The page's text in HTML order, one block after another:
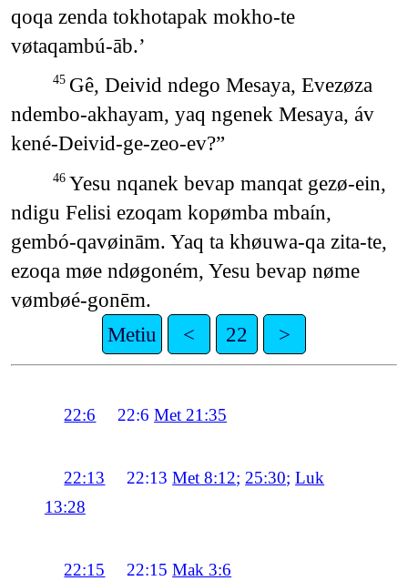
qoqa zenda tokhotapak mokho-te
vøtaqambú-āb.’
45 Gê, Deivid ndego Mesaya, Evezøza
ndembo-akhayam, yaq ngenek Mesaya, áv
kené-Deivid-ge-zeo-ev?”
46 Yesu nqanek bevap manqat gezø-ein,
ndigu Felisi ezoqam kopømba mbaín,
gembó-qavøinām. Yaq ta khøuwa-qa zita-te,
ezoqa møe ndøgoném, Yesu bevap nøme
vømbøé-gonēm.
Metiu
< 22 >
22:6 22:6Met 21:35
22:13 22:13Met 8:12; 25:30;Luk
13:28
22:15 22:15Mak 3:6